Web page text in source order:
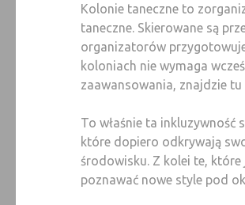
Kolonie taneczne to
taneczne. Skierowane są
organizatorów
koloniach nie wymaga
zaawansowania, znajdzie tu
To właśnie ta inkluzywność
które dopiero odkrywają
środowisku. Z kolei te,
poznawać nowe style pod